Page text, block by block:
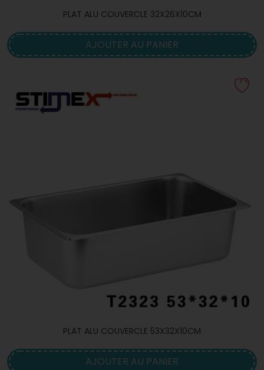
PLAT ALU COUVERCLE 32X26X10CM
AJOUTER AU PANIER
PLAT ALU COUVERCLE 53X32X10CM
AJOUTER AU PANIER